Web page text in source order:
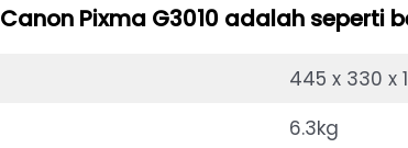
Canon Pixma G3010 adalah seperti
445 x 330 x
6.3kg